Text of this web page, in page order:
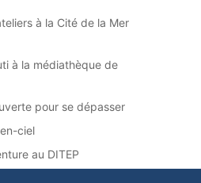
à la Cité de la Mer
à la médiathèque de
pour se dépasser
ciel
au DITEP